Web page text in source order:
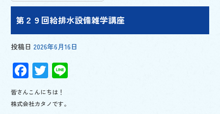
第２９回給排水設備雑学講座
投稿日 2026年6月16日
F
ac
e
T
wi
tt
皆さんこんにちは！
株式会社カタノです。